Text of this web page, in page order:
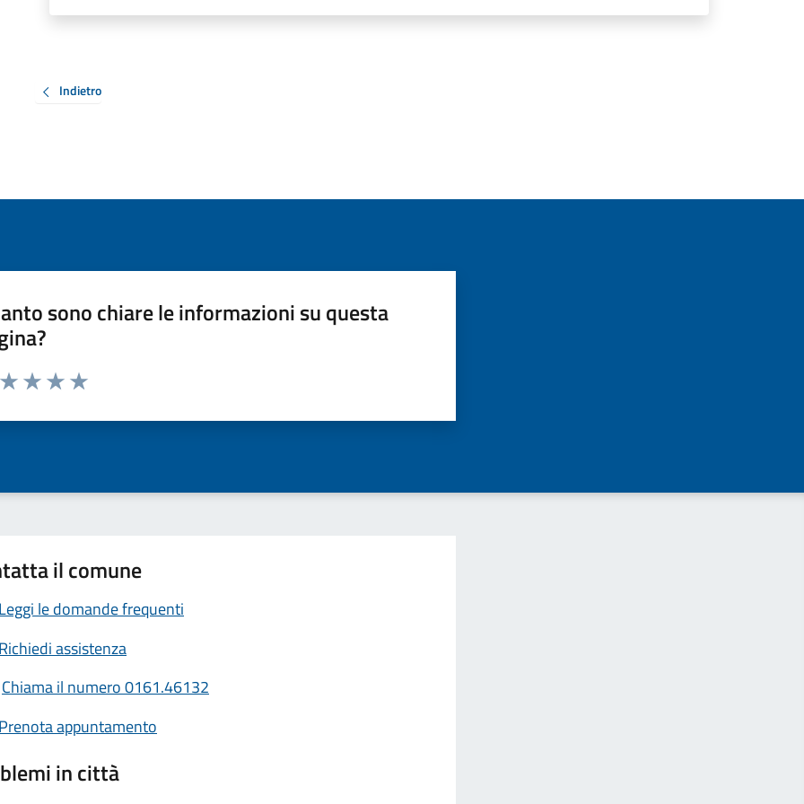
Indietro
sono chiare le informazioni su questa
da 1 a 5 stelle la pagina
il comune
Leggi le domande frequenti
Richiedi assistenza
Chiama il numero 0161.46132
Prenota appuntamento
in città